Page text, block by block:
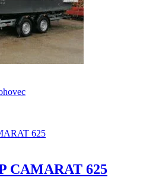
CAMARAT 625